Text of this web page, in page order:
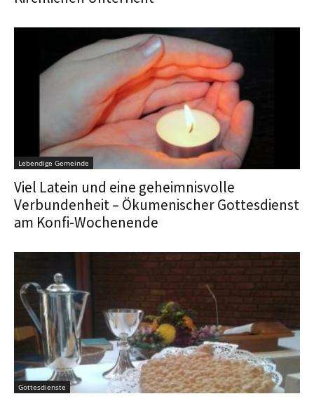
Lebendige Gemeinde
Viel Latein und eine geheimnisvolle
Verbundenheit – Ökumenischer Gottesdienst
am Konfi-Wochenende
Gottesdienste